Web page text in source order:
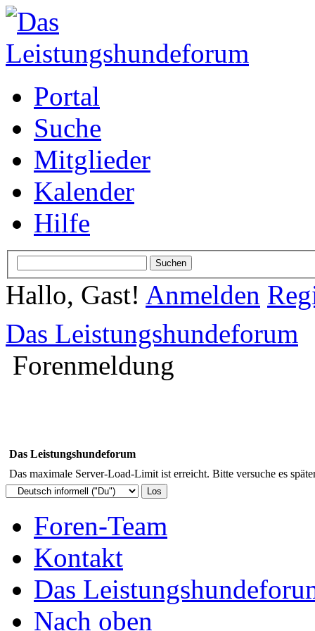
Portal
Suche
Mitglieder
Kalender
Hilfe
Hallo, Gast! Anmelden
Das Leistungshundeforum
Forenmeldung
Das Leistungshundeforum
Das maximale Server-Load-Limit ist erreicht. Bitte versuche es
Foren-Team
Kontakt
Das
Nach oben